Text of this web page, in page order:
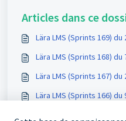
Articles dans ce
Lära LMS (Sprints 169) du
Lära LMS (Sprints 168) du
Lära LMS (Sprints 167) du
Lära LMS (Sprints 166) du